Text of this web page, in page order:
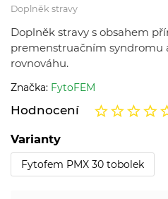
Doplněk stravy
Doplněk stravy s obsahem
premenstruačním syndromu
rovnováhu.
Značka: FytoFEM
Hodnocení
Varianty
Fytofem PMX 30 tobolek